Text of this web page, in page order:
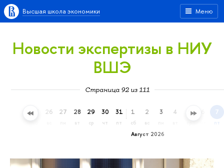
Меню
Высшая школа экономики
Новости экспертизы в НИУ
ВШЭ
Страница 92 из 111
25 26 27 28
вт
29
ср
30
чт
31
пт
Август 2026
1
сб
2
вс
3 4 5 7
пт